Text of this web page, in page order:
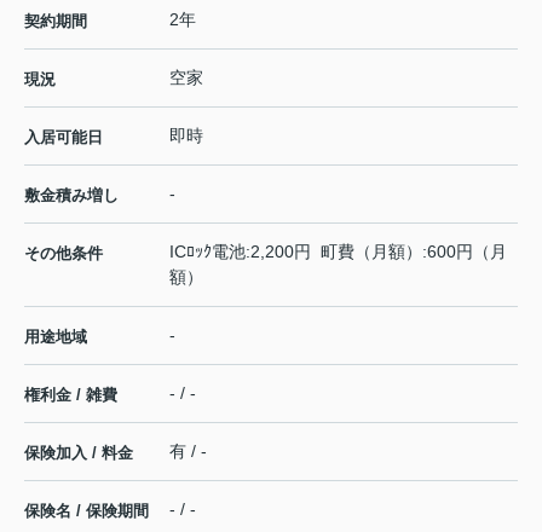
契約期間 2年
現況 空家
入居可能日 即時
敷金積み増し -
その他条件
ICﾛｯｸ電池:2,200円 町費（月額）:600円（月
額）
用途地域 -
権利金 / 雑費 - / -
保険加入 / 料金 有 / -
保険名 / 保険期間 - / -